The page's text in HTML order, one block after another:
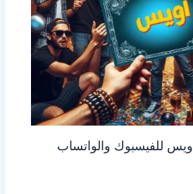
للفيسبوك والواتساب